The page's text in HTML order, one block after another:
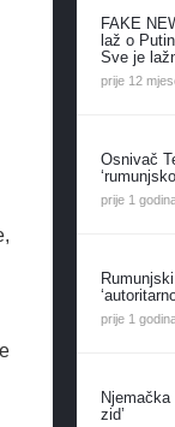
FAKE
laž o
Sve je
prije 12
Osnivač
prije 1
prije 1
Njemačka
zid’